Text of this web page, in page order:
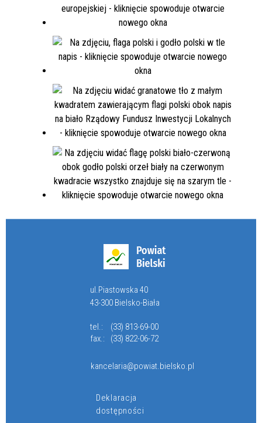
ul.Piastowska 40
43-300 Bielsko-Biała
tel.:
(33) 813-69-00
fax.:
(33) 822-06-72
kancelaria@powiat.bielsko.pl
Deklaracja
dostępności